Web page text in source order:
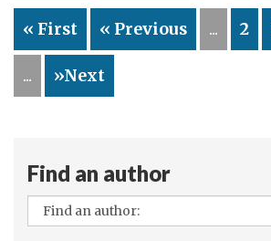
Verlorenes
–
Edmund
de
« First « Previous ... 2
... »Next
Find an author